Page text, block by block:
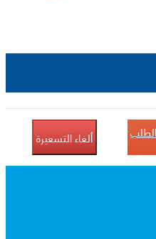
ألغاء التسعيرة